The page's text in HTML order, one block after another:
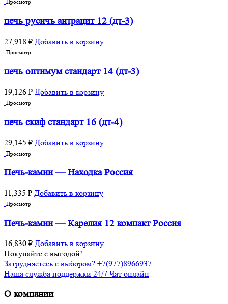
Просмотр
печь русичъ антрацит 12 (дт-3)
27,918 ₽ Добавить в корзину
Просмотр
печь оптимум стандарт 14 (дт-3)
19,126 ₽ Добавить в корзину
Просмотр
печь скиф стандарт 16 (дт-4)
29,145 ₽ Добавить в корзину
Просмотр
Печь-камин — Находка Россия
11,335 ₽ Добавить в корзину
Просмотр
Печь-камин — Карелия 12 компакт Россия
16,830 ₽ Добавить в корзину
Покупайте с выгодой!
Затрудняетесь с выбором? +7(977)8966937
Наша служба поддержки 24/7 Чат онлайн
О компании